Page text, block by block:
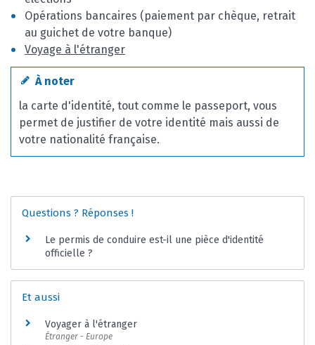
Opérations bancaires (paiement par chèque, retrait
au guichet de votre banque)
Voyage à l'étranger
À noter
la carte d'identité, tout comme le passeport, vous
permet de justifier de votre identité mais aussi de
votre nationalité française.
Questions ? Réponses !
Le permis de conduire est-il une pièce d'identité
officielle ?
Et aussi
Voyager à l'étranger
Étranger - Europe